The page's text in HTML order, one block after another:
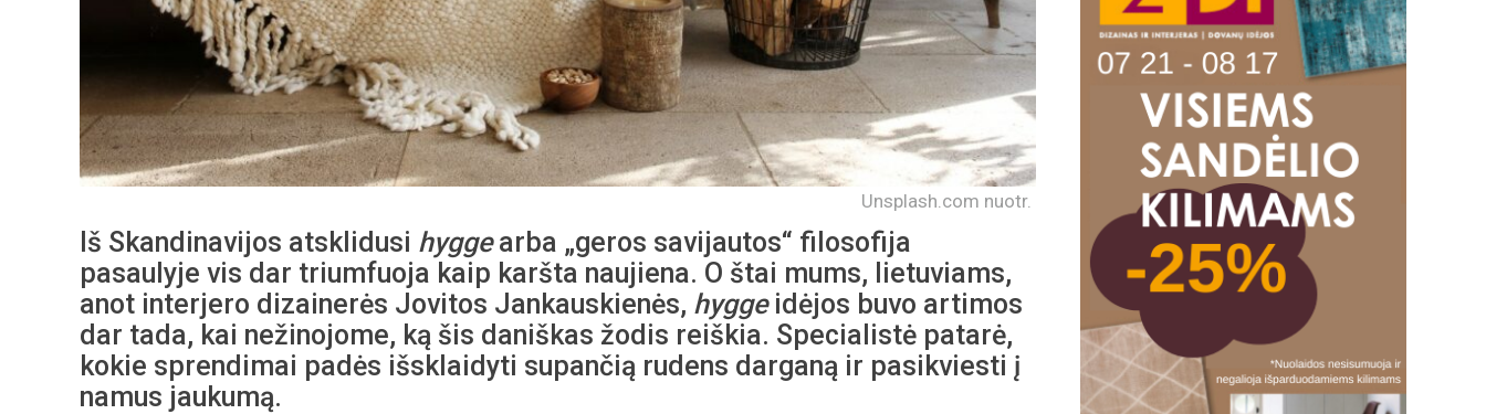
Unsplash.com nuotr.
Iš Skandinavijos atsklidusi hyggearba „geros savijautos“ filosofija
pasaulyje vis dar triumfuoja kaip karšta naujiena. O štai mums, lietuviams,
anot interjero dizainerės Jovitos Jankauskienės, hyggeidėjos buvo artimos
dar tada, kai nežinojome, ką šis daniškas žodis reiškia. Specialistė patarė,
kokie sprendimai padės išsklaidyti supančią rudens darganą ir pasikviesti į
namus jaukumą.